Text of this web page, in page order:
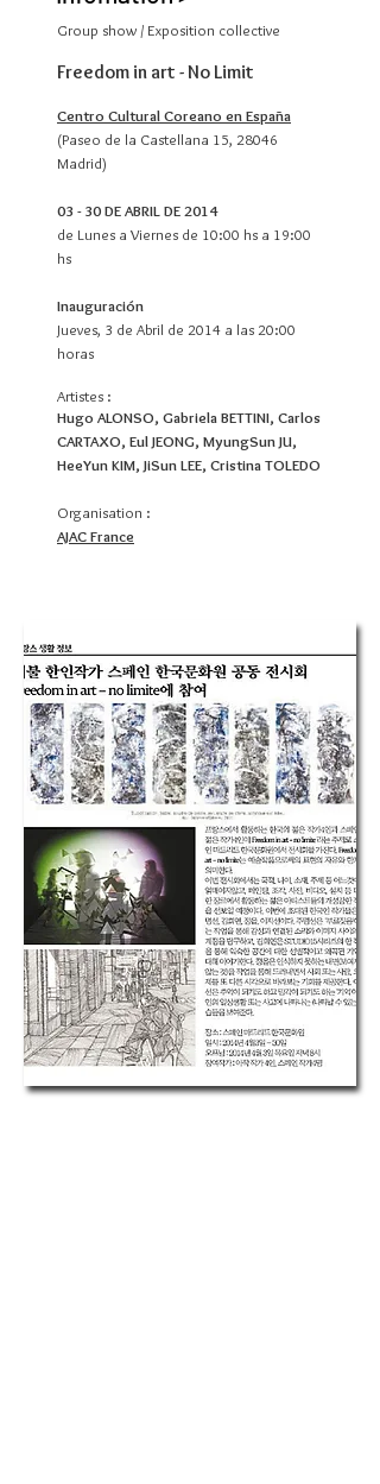
Group show / Exposition collective
Freedom in art - No Limit
Centro Cultural Coreano en España
(Paseo de la Castellana 15, 28046
Madrid)
03 - 30 DE ABRIL DE 2014
de Lunes a Viernes de 10:00 hs a 19:00
hs
Inauguración
Jueves, 3 de Abril de 2014 a las 20:00
horas
Artistes :
Hugo ALONSO, Gabriela BETTINI, Carlos
CARTAXO, Eul JEONG, MyungSun JU,
HeeYun KIM, JiSun LEE, Cristina TOLEDO
Organisation :
AJAC France